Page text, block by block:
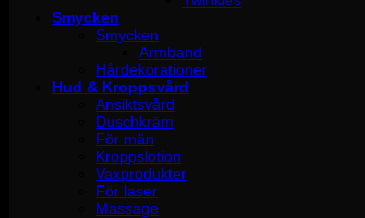
Smycken
Smycken
Armband
Hårdekorationer
Hud & Kroppsvård
Ansiktsvård
Duschkräm
För män
Kroppslotion
Vaxprodukter
För laser
Massage